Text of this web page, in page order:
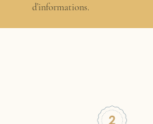
d’informations.